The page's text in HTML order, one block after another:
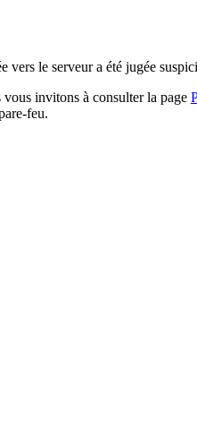
vers le serveur a été jugée
invitons à consulter la page
feu.